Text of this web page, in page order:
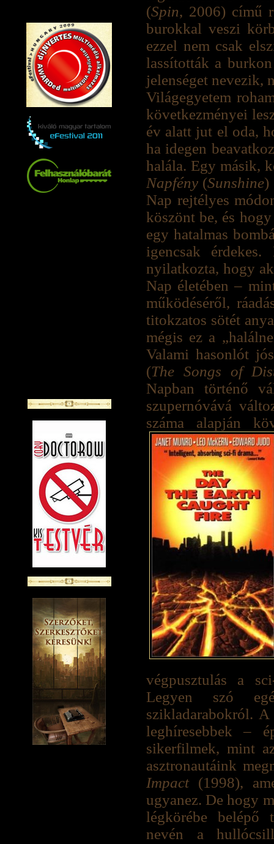
(Spin, 2006) című
burokkal veszi
ezzel nem csak
lassították a
jelenséget nevezik,
Világegyetem
következményei
év alatt jut el oda,
ha idegen
halála. Egy másik,
Napfény (Sunshine)
Nap rejtélyes
köszönt be, és
egy hatalmas
igencsak
nyilatkozta, hogy
Nap életében –
működéséről,
titokzatos sötét
mégis ez a
Valami hasonlót
(The Songs of
Napban történő
szupernóvává
száma alapján
végpusztulás a
Legyen szó
szikladarabokról.
leghíresebbek –
sikerfilmek, mint
asztronautáink
Impact(1998),
ugyanez. De hogy
légkörébe belépő
nevén a